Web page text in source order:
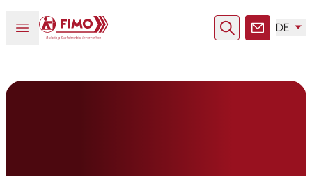
Menü öffnen oder schließen
Zurück zur Startseite
SucheKontakt
DE